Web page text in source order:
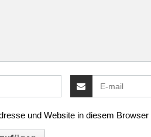
und Website in diesem